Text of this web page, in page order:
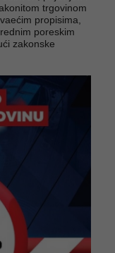
trgovinom
propisima,
poreskim
zakonske